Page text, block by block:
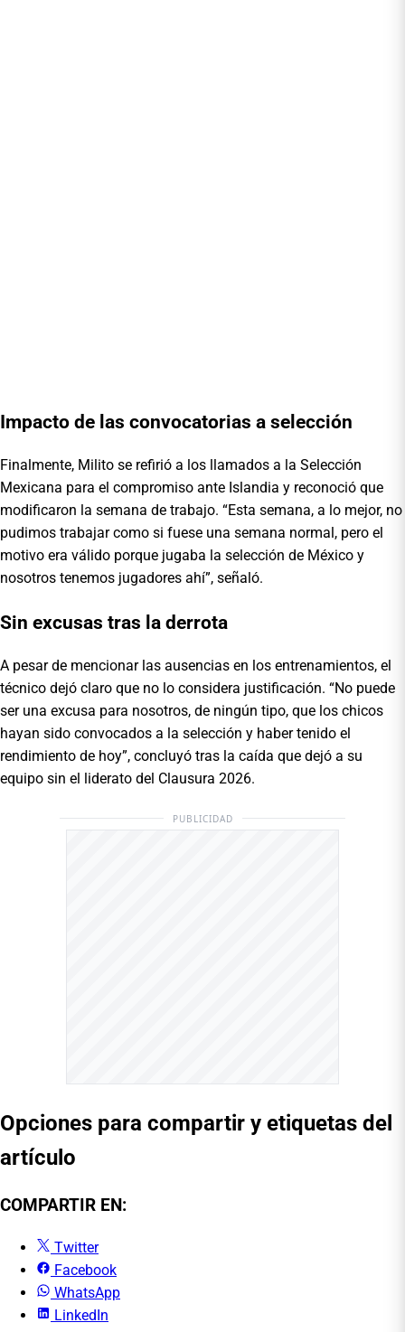
Impacto de las convocatorias a selección
Finalmente, Milito se refirió a los llamados a la Selección
Mexicana para el compromiso ante Islandia y reconoció que
modificaron la semana de trabajo. “Esta semana, a lo mejor, no
pudimos trabajar como si fuese una semana normal, pero el
motivo era válido porque jugaba la selección de México y
nosotros tenemos jugadores ahí”, señaló.
Sin excusas tras la derrota
A pesar de mencionar las ausencias en los entrenamientos, el
técnico dejó claro que no lo considera justificación. “No puede
ser una excusa para nosotros, de ningún tipo, que los chicos
hayan sido convocados a la selección y haber tenido el
rendimiento de hoy”, concluyó tras la caída que dejó a su
equipo sin el liderato del Clausura 2026.
PUBLICIDAD
Opciones para compartir y etiquetas del
artículo
COMPARTIR EN:
Twitter
Facebook
WhatsApp
LinkedIn